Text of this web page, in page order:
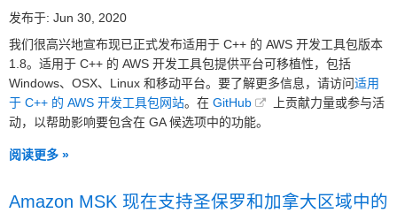
发布于: Jun 30, 2020
我们很高兴地宣布现已正式发布适用于 C++ 的 AWS 开发工具包版本
1.8。适用于 C++ 的 AWS 开发工具包提供平台可移植性，包括
Windows、OSX、Linux 和移动平台。要了解更多信息，请访问适用
于 C++ 的 AWS 开发工具包网站。在 GitHub
上贡献力量或参与活
动，以帮助影响要包含在 GA 候选项中的功能。
阅读更多 »
Amazon MSK 现在支持圣保罗和加拿大区域中的